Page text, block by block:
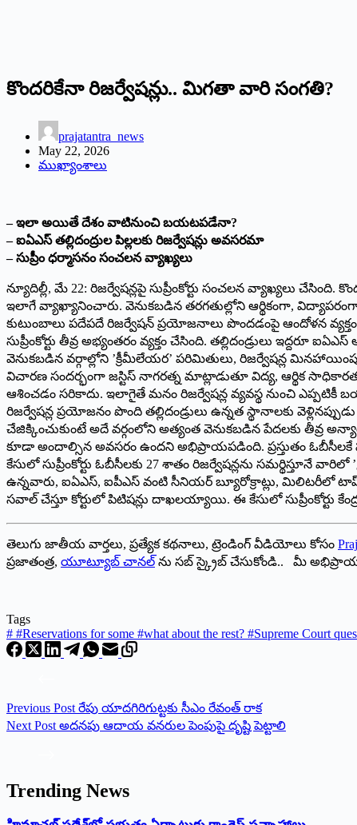
కొందరికేనా రిజర్వేషన్లు.. మిగతా వారి సంగతి?
prajatantra_news
May 22, 2026
ముఖ్యాంశాలు
– ఇలా అయితే దేశం వాటినుంచి బయటపడేనా?
– ఐఏఎస్ తల్లిదంద్రుల పిల్లలకు రిజర్వేషన్లు అవసరమా
– సుప్రీం ధర్మాసనం సంచలన వ్యాఖ్యలు
న్యూదిల్లీ, మే 22: రిజర్వేషన్లపై సుప్రీంకోర్టు సంచలన వ్యాఖ్యలు
ఇలాగే వ్యాఖ్యానించారు. వెనుకబడిన తరగతుల్లోని ఆర్థికంగా, విద్యాపరంగా
కుటుంబాలు పదేపదే రిజర్వేషన్ ప్రయోజనాలు పొందడంపై ఆందోళన
సుప్రీంకోర్టు తీవ్ర అభ్యంతరం వ్యక్తం చేసింది. తల్లిదండ్రులు ఇద్దరూ
వెనుకబడిన వర్గాల్లోని ’క్రీమీలేయర’ పరిమితులు, రిజర్వేషన్ల
విచారణ సందర్భంగా జస్టిస్ నాగరత్న మాట్లాడుతూ విద్య, ఆర్థిక
ఆశించడం సరికాదు. ఇలాగైతే మనం రిజర్వేషన్ల వ్యవస్థ నుంచి
రిజర్వేషన్ల ప్రయోజనం పొంది తల్లిదండ్రులు ఉన్నత స్థానాలకు
చేజిక్కించుకుంటే అదే వర్గంలోని అత్యంత వెనుకబడిన పేదలకు తీవ్ర
కూడా అందాల్సిన అవసరం ఉందని అభిప్రాయపడింది. ప్రస్తుతం
కేసులో సుప్రీంకోర్టు ఓబీసీలకు 27 శాతం రిజర్వేషన్లను సమర్థిస్తూనే
ఉన్నవారు, ఐఏఎస్, ఐపీఎస్ వంటి సీనియర్ బ్యూరోక్రాట్లు, మిలిటరీలో
సవాల్ చేస్తూ కోర్టులో పిటిషన్లు దాఖలయ్యాయి. ఈ కేసులో సుప్రీంకోర్టు
తెలుగు జాతీయ వార్తలు, ప్రత్యేక కథనాలు, ట్రెండింగ్ వీడియోలు కోసం
ప్రజాతంత్ర, యూట్యూబ్ చానల్ ను సబ్ స్క్రైబ్ చేసుకోండి.. మీ
Tags
# #Reservations for some #what about the rest? #Supreme Court
Previous Post రేపు యాదగిరిగుట్టకు సీఎం రేవంత్ రాక
Next Post అదనపు ఆదాయ వనరుల పెంపుపై దృష్టి పెట్టాలి
Trending News